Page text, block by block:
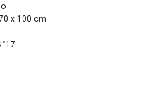
x 100 cm